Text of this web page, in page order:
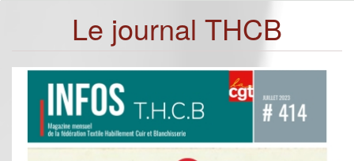
Le journal THCB